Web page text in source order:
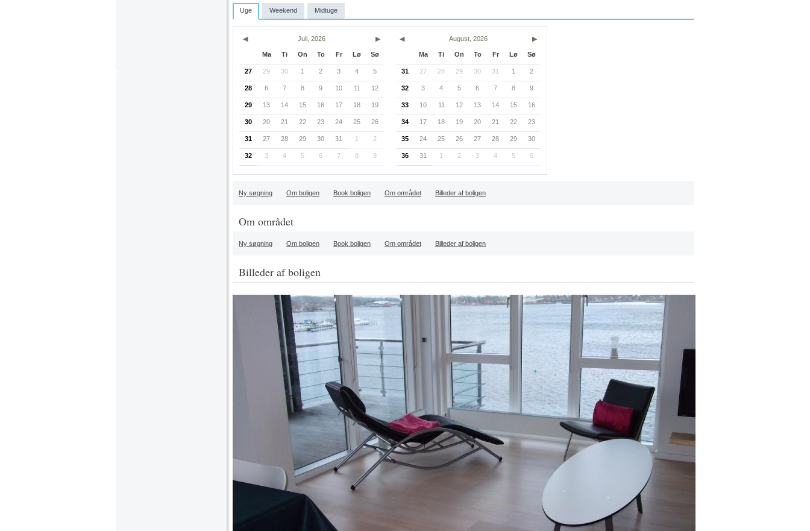
Uge Weekend Midtuge
◀ Juli, 2026 ▶
Ma Ti On To Fr Lø Sø
27 29 30 1 2 3 4 5
28 6 7 8 9 10 11 12
29 13 14 15 16 17 18 19
30 20 21 22 23 24 25 26
31 27 28 29 30 31 1 2
32 3 4 5 6 7 8 9
◀ August, 2026 ▶
Ma Ti On To Fr Lø Sø
31 27 28 29 30 31 1 2
32 3 4 5 6 7 8 9
33 10 11 12 13 14 15 16
34 17 18 19 20 21 22 23
35 24 25 26 27 28 29 30
36 31 1 2 3 4 5 6
Ny søgning Om boligen Book boligen Om området Billeder af boligen
Om området
Ny søgning Om boligen Book boligen Om området Billeder af boligen
Billeder af boligen